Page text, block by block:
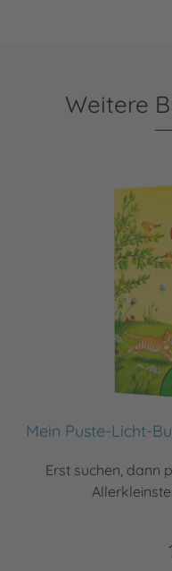
Weitere
Mein Puste-Licht-
Erst suchen, dann